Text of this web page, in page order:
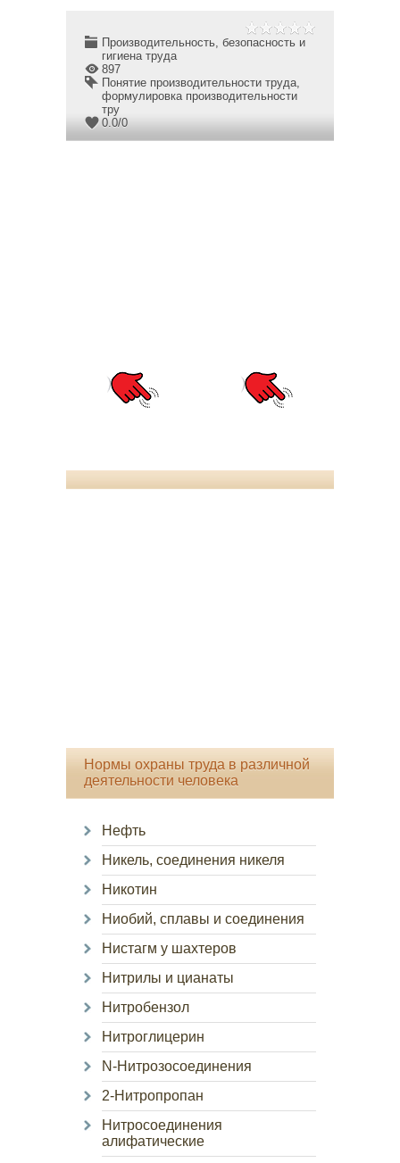
Производительность, безопасность и
гигиена труда
897
Понятие производительности труда,
формулировка производительности
тру
0.0/0
Нормы охраны труда в различной
деятельности человека
Нефть
Никель, соединения никеля
Никотин
Ниобий, сплавы и соединения
Нистагм у шахтеров
Нитрилы и цианаты
Нитробензол
Нитроглицерин
N-Нитрозосоединения
2-Нитропропан
Нитросоединения
алифатические